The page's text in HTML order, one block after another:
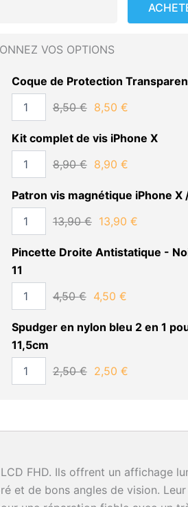
LCD
In-
Premium
VOS OPTIONS
Coque de Protection
8,50€ 8,50 €
Kit complet de vis iPhone X
8,90€ 8,90 €
Patron vis magnétique iPhone X
13,90€ 13,90 €
Pincette Droite Antistatique -
11
4,50€ 4,50 €
Spudger en nylon bleu 2 en 1
11,5cm
2,50€ 2,50 €
FHD. Ils offrent un affichage
et de bons angles de vision.